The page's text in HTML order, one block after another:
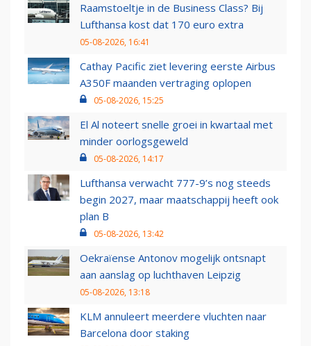
Raamstoeltje in de Business Class? Bij
Lufthansa kost dat 170 euro extra
05-08-2026, 16:41
Cathay Pacific ziet levering eerste Airbus
A350F maanden vertraging oplopen
05-08-2026, 15:25
El Al noteert snelle groei in kwartaal met
minder oorlogsgeweld
05-08-2026, 14:17
Lufthansa verwacht 777-9’s nog steeds
begin 2027, maar maatschappij heeft ook
plan B
05-08-2026, 13:42
Oekraïense Antonov mogelijk ontsnapt
aan aanslag op luchthaven Leipzig
05-08-2026, 13:18
KLM annuleert meerdere vluchten naar
Barcelona door staking